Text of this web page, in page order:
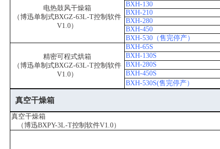
电热鼓风干燥箱
（博迅单制式BXGZ-63L-T控制软件
V1.0）
BXH-130
BXH-210
BXH-280
BXH-450
BXH-530（售完停产）
精密可程式烘箱
（博迅单制式BXGZ-63L-T控制软件
V1.0）
BXH-65S
BXH-130S
BXH-280S
BXH-450S
BXH-530S(售完停产）
真空干燥箱
真空干燥箱
（博迅BXPY-3L-T控制软件V1.0）